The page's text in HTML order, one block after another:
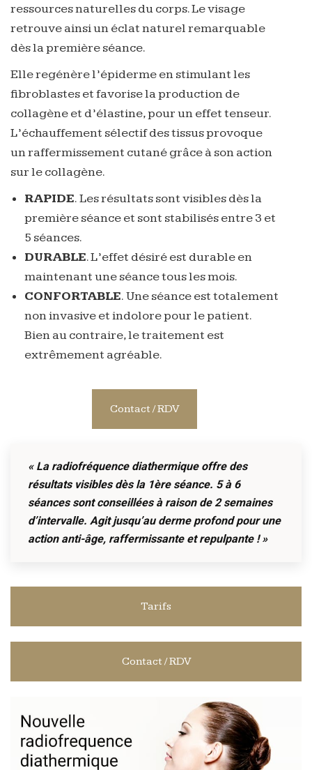
ressources naturelles du corps. Le visage
retrouve ainsi un éclat naturel remarquable
dès la première séance.
Elle regénère l’épiderme en stimulant les
fibroblastes et favorise la production de
collagène et d’élastine, pour un effet tenseur.
L’échauffement sélectif des tissus provoque
un raffermissement cutané grâce à son action
sur le collagène.
RAPIDE. Les résultats sont visibles dès la
première séance et sont stabilisés entre 3 et
5 séances.
DURABLE. L’effet désiré est durable en
maintenant une séance tous les mois.
CONFORTABLE. Une séance est totalement
non invasive et indolore pour le patient.
Bien au contraire, le traitement est
extrêmement agréable.
Contact / RDV
« La radiofréquence diathermique offre des
résultats visibles dès la 1ère séance. 5 à 6
séances sont conseillées à raison de 2 semaines
d’intervalle. Agit jusqu’au derme profond pour une
action anti-âge, raffermissante et repulpante ! »
Tarifs
Contact / RDV